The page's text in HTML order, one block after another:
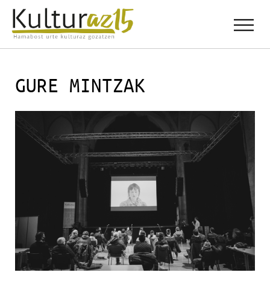
GURE MINTZAK